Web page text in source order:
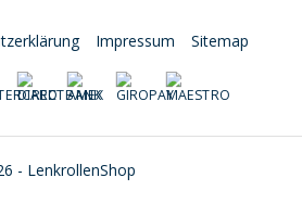
- LenkrollenShop
Impressum Sitemap